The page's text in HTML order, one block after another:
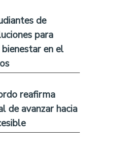
de
para
en el
reafirma
de avanzar hacia